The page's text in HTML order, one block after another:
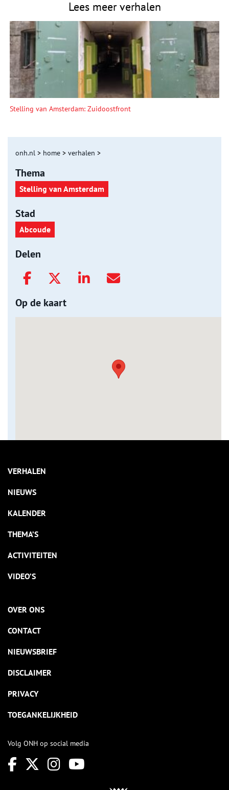
Lees meer verhalen
Stelling van Amsterdam: Zuidoostfront
onh.nl > home > verhalen >
Thema
Stelling van Amsterdam
Stad
Abcoude
Delen
Op de kaart
VERHALEN
NIEUWS
KALENDER
THEMA’S
ACTIVITEITEN
VIDEO’S
OVER ONS
CONTACT
NIEUWSBRIEF
DISCLAIMER
PRIVACY
TOEGANKELIJKHEID
Volg ONH op social media